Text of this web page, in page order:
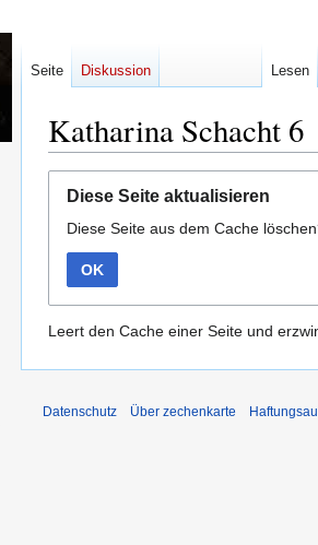
Katharina Schacht 6
Navigation
springen
Suche
springen
Diese Seite aktualisieren
Diese Seite aus dem Cache
OK
Leert den Cache einer Seite und
Seite Diskussion Lesen
Datenschutz Über zechenkarte